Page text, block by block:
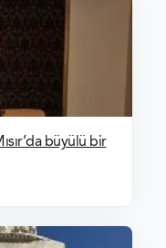
büyülü bir